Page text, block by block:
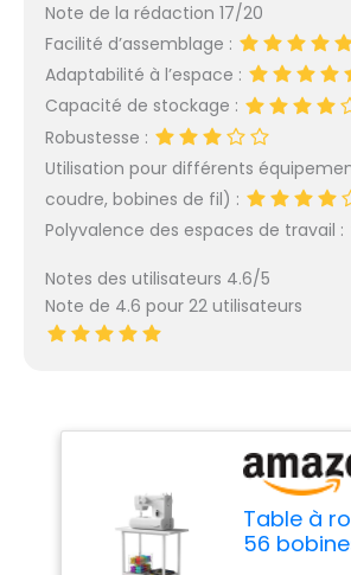
Note de la rédaction 17/20
Facilité d’assemblage :
Adaptabilité à l’espace :
Capacité de stockage :
Robustesse :
Utilisation pour différents
coudre, bobines de fil) :
Polyvalence des espaces de travail :
Notes des utilisateurs 4.6/5
Note de 4.6 pour 22 utilisateurs
Table à
56